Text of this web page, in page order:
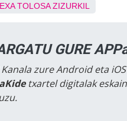
TOLOSA ZIZURKIL
GURE
zure Android eta
txartel digitalak